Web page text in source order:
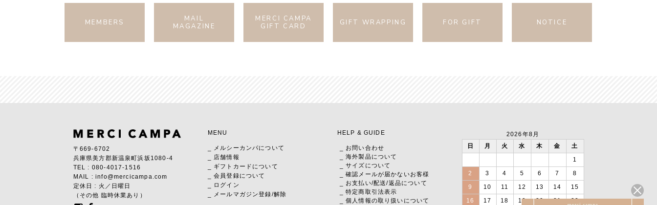
MEMBERS
MAIL
MAGAZINE
MERCI CAMPA
GIFT CARD
GIFT WRAPPING FOR GIFT NOTICE
〒669-6702
兵庫県美方郡新温泉町浜坂1080-4
TEL : 080-4017-1516
MAIL : info@mercicampa.com
定休日 : 火／日曜日
（その他 臨時休業あり）
MENU
_ メルシーカンパについて
_ 店舗情報
_ ギフトカードについて
_ 会員登録について
_ ログイン
_ メールマガジン登録/解除
HELP & GUIDE
_ お問い合わせ
_ 海外製品について
_ サイズについて
_ 確認メールが届かないお客様
_ お支払い/配送/返品について
_ 特定商取引法表示
_ 個人情報の取り扱いについて
2026年8月
日
月 火 水 木 金
土
1
2
3 4 5 6 7
8
9
10 11 12 13 14
15
16
17 18 19 20 21
22